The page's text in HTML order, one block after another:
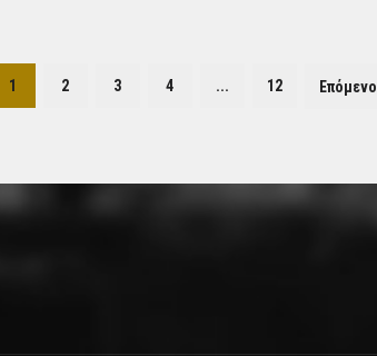
1 2 3 4 ... 12 Επόμενο